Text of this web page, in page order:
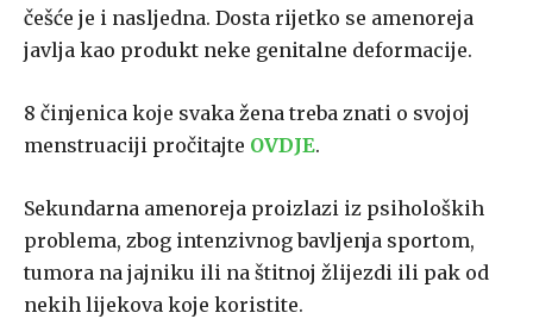
češće je i nasljedna. Dosta rijetko se amenoreja
javlja kao produkt neke genitalne deformacije.
8 činjenica koje svaka žena treba znati o svojoj
menstruaciji pročitajte OVDJE.
Sekundarna amenoreja proizlazi iz psiholoških
problema, zbog intenzivnog bavljenja sportom,
tumora na jajniku ili na štitnoj žlijezdi ili pak od
nekih lijekova koje koristite.